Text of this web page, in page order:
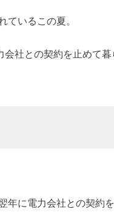
ているこの夏。
会社との契約を止めて
に電力会社との契約を